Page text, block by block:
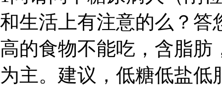
和生活上有注意的么？答
高的食物不能吃，含脂肪
为主。建议，低糖低盐